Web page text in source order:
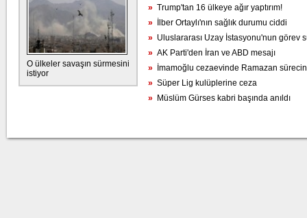
O ülkeler savaşın sürmesini
istiyor
» Trump'tan 16 ülkeye ağır yaptırım!
» İlber Ortaylı'nın sağlık durumu ciddi
» Uluslararası Uzay İstasyonu'nun görev
» AK Parti'den İran ve ABD mesajı
» İmamoğlu cezaevinde Ramazan
» Süper Lig kulüplerine ceza
» Müslüm Gürses kabri başında anıldı